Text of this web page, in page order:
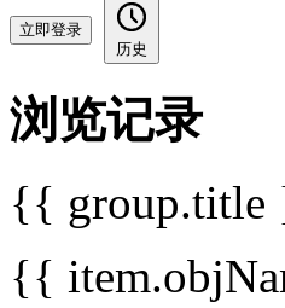
立即登录
历史
浏览记录
{{ group.title
{{